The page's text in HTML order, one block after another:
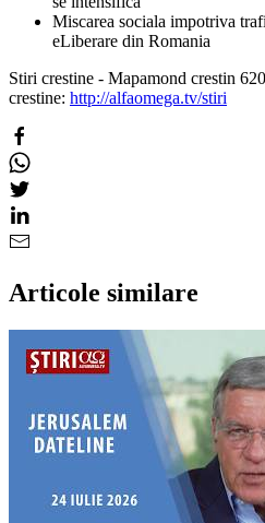
Miscarea sociala impotriva
eLiberare din Romania
Stiri crestine - Mapamond crestin
crestine: http://alfaomega.tv/stiri
Articole similare